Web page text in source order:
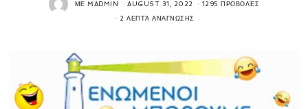
ΜΕMADMIN AUGUST 31, 2022 1295 ΠΡΟΒΟΛΈΣ
2 ΛΕΠΤΆ ΑΝΆΓΝΩΣΗΣ